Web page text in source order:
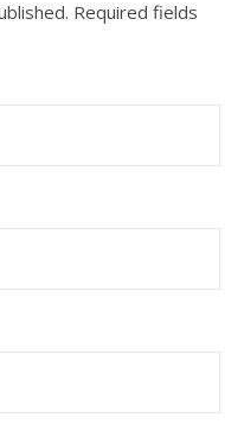
Required fields